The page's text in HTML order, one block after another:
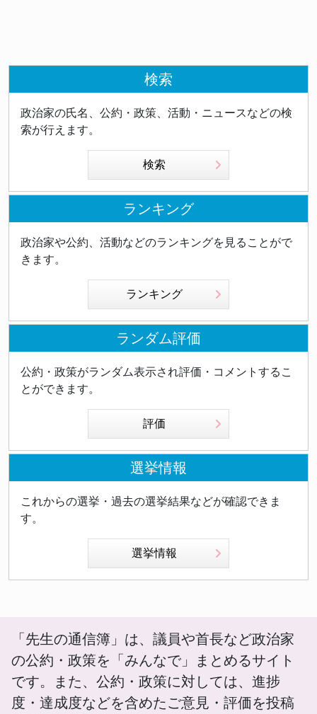
検索
政治家の氏名、公約・政策、活動・ニュースなどの検
索が行えます。
検索
ランキング
政治家や公約、活動などのランキングを見ることがで
きます。
ランキング
ランダム評価
公約・政策がランダム表示され評価・コメントするこ
とができます。
評価
選挙情報
これからの選挙・過去の選挙結果などが確認できま
す。
選挙情報
「先生の通信簿」は、議員や首長など政治家
の公約・政策を「みんなで」まとめるサイト
です。また、公約・政策に対しては、進捗
度・達成度などを含めたご意見・評価を投稿